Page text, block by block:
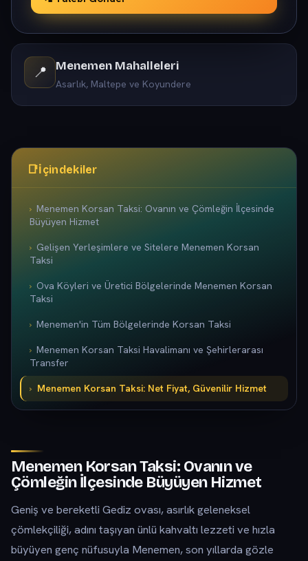
📍 Menemen Mahalleleri
Asarlık, Maltepe ve Koyundere
📑İçindekiler
Menemen Korsan Taksi: Ovanın ve Çömleğin İlçesinde
Büyüyen Hizmet
Gelişen Yerleşimlere ve Sitelere Menemen Korsan
Taksi
Ova Köyleri ve Üretici Bölgelerinde Menemen Korsan
Taksi
Menemen'in Tüm Bölgelerinde Korsan Taksi
Menemen Korsan Taksi Havalimanı ve Şehirlerarası
Transfer
Menemen Korsan Taksi: Net Fiyat, Güvenilir Hizmet
Menemen Korsan Taksi: Ovanın ve
Çömleğin İlçesinde Büyüyen Hizmet
Geniş ve bereketli Gediz ovası, asırlık geleneksel
çömlekçiliği, adını taşıyan ünlü kahvaltı lezzeti ve hızla
büyüyen genç nüfusuyla Menemen, son yıllarda gözle